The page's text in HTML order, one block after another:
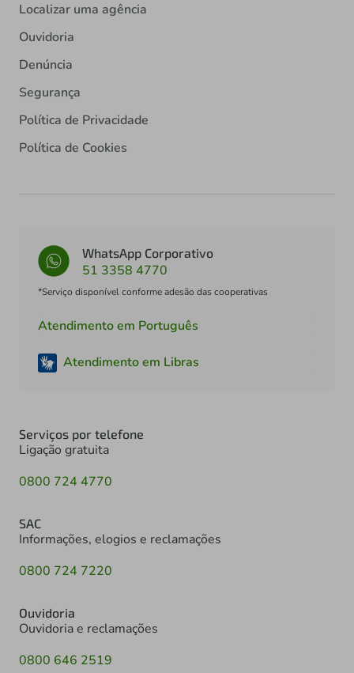
Localizar uma agência
Ouvidoria
Denúncia
Segurança
Política de Privacidade
Política de Cookies
WhatsApp Corporativo
51 3358 4770
*Serviço disponível conforme adesão das cooperativas
Atendimento em Português
Atendimento em Libras
Serviços por telefone
Ligação gratuita
0800 724 4770
SAC
Informações, elogios e reclamações
0800 724 7220
Ouvidoria
Ouvidoria e reclamações
0800 646 2519